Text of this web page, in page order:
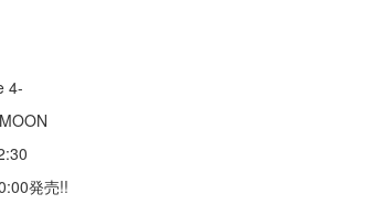
4-
発売!!